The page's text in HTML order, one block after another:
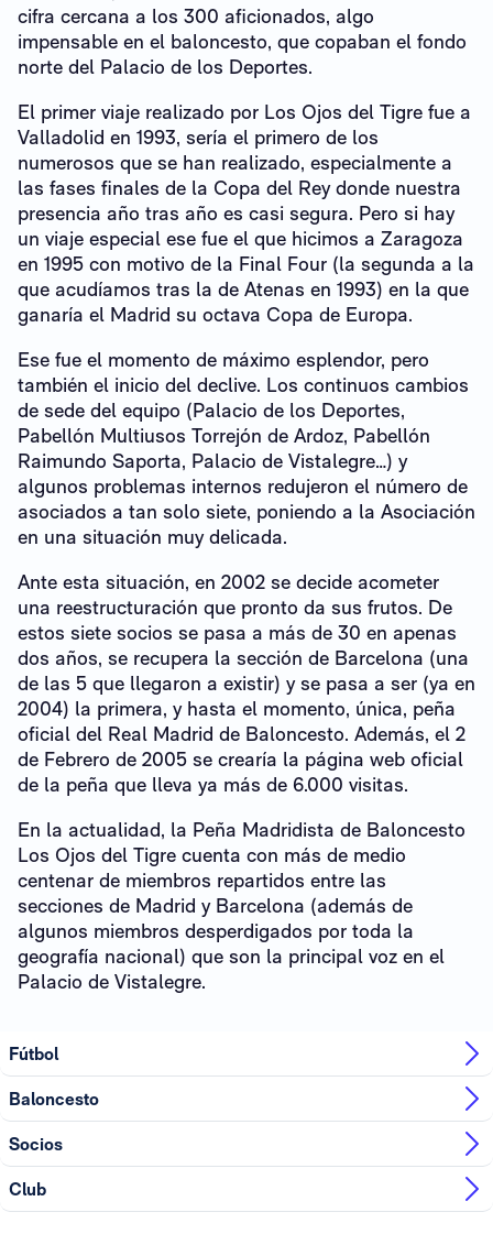
cifra cercana a los 300 aficionados, algo
impensable en el baloncesto, que copaban el fondo
norte del Palacio de los Deportes.
El primer viaje realizado por Los Ojos del Tigre fue a
Valladolid en 1993, sería el primero de los
numerosos que se han realizado, especialmente a
las fases finales de la Copa del Rey donde nuestra
presencia año tras año es casi segura. Pero si hay
un viaje especial ese fue el que hicimos a Zaragoza
en 1995 con motivo de la Final Four (la segunda a la
que acudíamos tras la de Atenas en 1993) en la que
ganaría el Madrid su octava Copa de Europa.
Ese fue el momento de máximo esplendor, pero
también el inicio del declive. Los continuos cambios
de sede del equipo (Palacio de los Deportes,
Pabellón Multiusos Torrejón de Ardoz, Pabellón
Raimundo Saporta, Palacio de Vistalegre…) y
algunos problemas internos redujeron el número de
asociados a tan solo siete, poniendo a la Asociación
en una situación muy delicada.
Ante esta situación, en 2002 se decide acometer
una reestructuración que pronto da sus frutos. De
estos siete socios se pasa a más de 30 en apenas
dos años, se recupera la sección de Barcelona (una
de las 5 que llegaron a existir) y se pasa a ser (ya en
2004) la primera, y hasta el momento, única, peña
oficial del Real Madrid de Baloncesto. Además, el 2
de Febrero de 2005 se crearía la página web oficial
de la peña que lleva ya más de 6.000 visitas.
En la actualidad, la Peña Madridista de Baloncesto
Los Ojos del Tigre cuenta con más de medio
centenar de miembros repartidos entre las
secciones de Madrid y Barcelona (además de
algunos miembros desperdigados por toda la
geografía nacional) que son la principal voz en el
Palacio de Vistalegre.
Fútbol
Baloncesto
Socios
Club